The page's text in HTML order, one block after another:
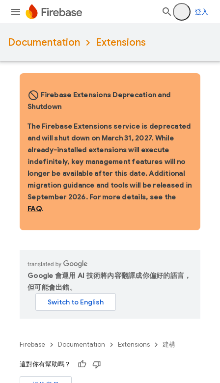
登入
Documentation Extensions
block_flipped Firebase Extensions Deprecation and
Shutdown
The Firebase Extensions service is deprecated
and will shut down on March 31, 2027. While
already-installed extensions will execute
indefinitely, key management features will no
longer be available after this date. Additional
migration guidance and tools will be released in
September 2026. For more details, see the
FAQ.
Google 會運用 AI 技術將內容翻譯成你偏好的語言，
但可能會出錯。
Firebase Documentation Extensions 建構
這對你有幫助嗎？